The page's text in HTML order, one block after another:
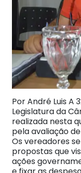
Por André Luis A
Legislatura da
realizada nesta
pela avaliação
Os vereadores
propostas que
ações